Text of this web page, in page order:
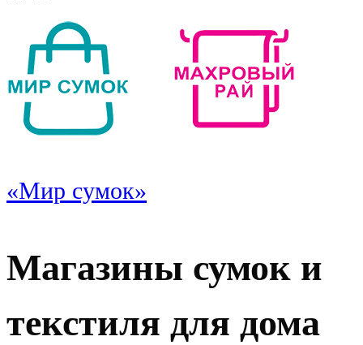
«Мир сумок»
Магазины сумок и
текстиля для дома